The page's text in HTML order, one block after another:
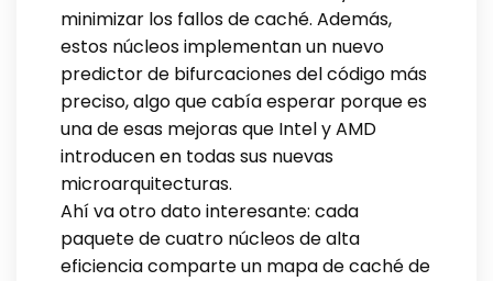
minimizar los fallos de caché. Además,
estos núcleos implementan un nuevo
predictor de bifurcaciones del código más
preciso, algo que cabía esperar porque es
una de esas mejoras que Intel y AMD
introducen en todas sus nuevas
microarquitecturas.
Ahí va otro dato interesante: cada
paquete de cuatro núcleos de alta
eficiencia comparte un mapa de caché de